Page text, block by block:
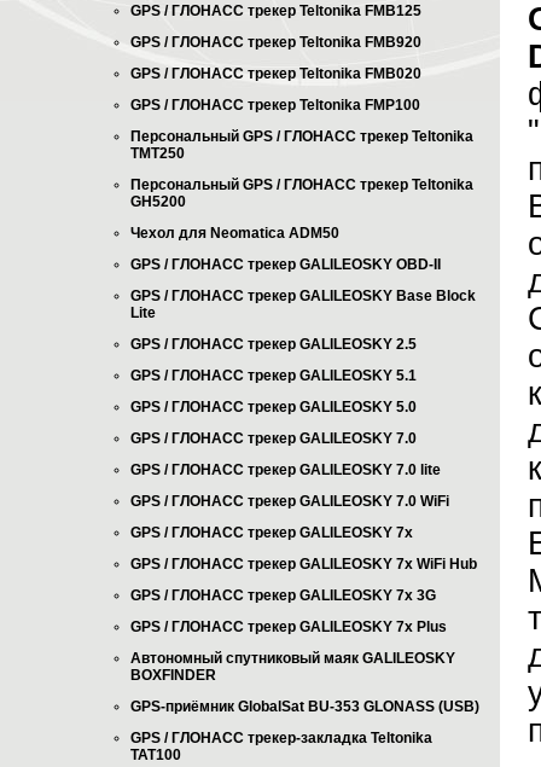
GPS / ГЛОНАСС трекер Teltonika FMB125
GPS / ГЛОНАСС трекер Teltonika FMB920
GPS / ГЛОНАСС трекер Teltonika FMB020
GPS / ГЛОНАСС трекер Teltonika FMP100
Персональный GPS / ГЛОНАСС трекер Teltonika
TMT250
Персональный GPS / ГЛОНАСС трекер Teltonika
GH5200
Чехол для Neomatica ADM50
GPS / ГЛОНАСС трекер GALILEOSKY OBD-II
GPS / ГЛОНАСС трекер GALILEOSKY Base Block
Lite
GPS / ГЛОНАСС трекер GALILEOSKY 2.5
GPS / ГЛОНАСС трекер GALILEOSKY 5.1
GPS / ГЛОНАСС трекер GALILEOSKY 5.0
GPS / ГЛОНАСС трекер GALILEOSKY 7.0
GPS / ГЛОНАСС трекер GALILEOSKY 7.0 lite
GPS / ГЛОНАСС трекер GALILEOSKY 7.0 WiFi
GPS / ГЛОНАСС трекер GALILEOSKY 7x
GPS / ГЛОНАСС трекер GALILEOSKY 7x WiFi Hub
GPS / ГЛОНАСС трекер GALILEOSKY 7x 3G
GPS / ГЛОНАСС трекер GALILEOSKY 7x Plus
Автономный спутниковый маяк GALILEOSKY
BOXFINDER
GPS-приёмник GlobalSat BU-353 GLONASS (USB)
GPS / ГЛОНАСС трекер-закладка Teltonika
TAT100